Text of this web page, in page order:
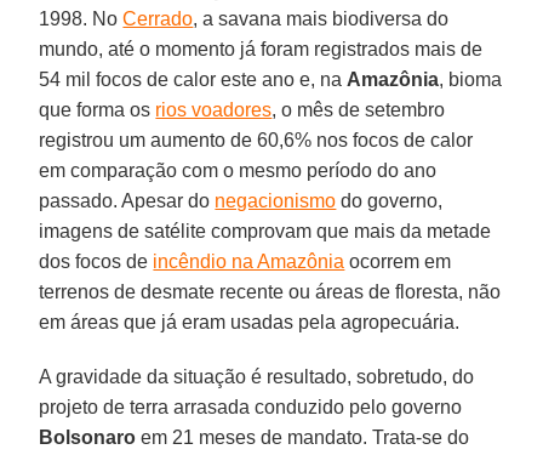
1998. NoCerrado, a savana mais biodiversa do
mundo, até o momento já foram registrados mais de
54 mil focos de calor este ano e, na Amazônia, bioma
que forma os rios voadores, o mês de setembro
registrou um aumento de 60,6% nos focos de calor
em comparação com o mesmo período do ano
passado. Apesar do negacionismo do governo,
imagens de satélite comprovam que mais da metade
dos focos de incêndio na Amazônia ocorrem em
terrenos de desmate recente ou áreas de floresta, não
em áreas que já eram usadas pela agropecuária.
A gravidade da situação é resultado, sobretudo, do
projeto de terra arrasada conduzido pelo governo
Bolsonaro em 21 meses de mandato. Trata-se do